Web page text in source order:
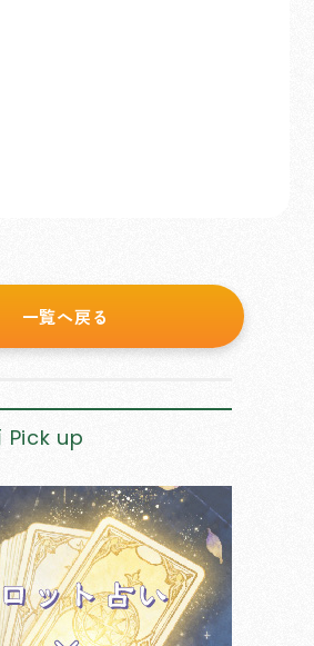
一覧へ戻る
Pick up